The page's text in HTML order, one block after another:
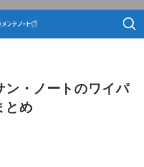
ン・ノートのワイパ
とめ